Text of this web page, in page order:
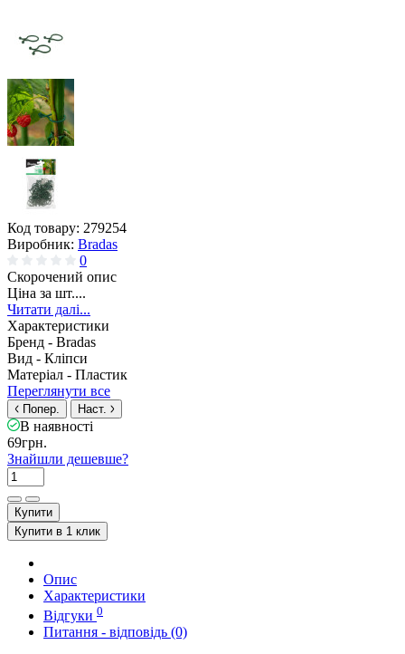
Код товару: 279254
Виробник: Bradas
0
Скорочений опис
Ціна за шт....
Читати далі...
Характеристики
Бренд - Bradas
Вид - Кліпси
Матеріал - Пластик
Переглянути все
Попер. Наст.
В наявності
69грн.
Знайшли дешевше?
Купити
Купити в 1 клик
Опис
Характеристики
Відгуки 0
Питання - відповідь (0)